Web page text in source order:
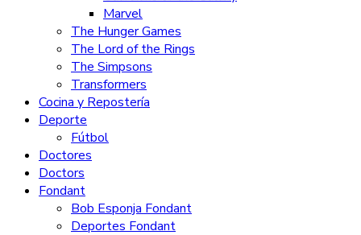
Marvel
The Hunger Games
The Lord of the Rings
The Simpsons
Transformers
Cocina y Repostería
Deporte
Fútbol
Doctores
Doctors
Fondant
Bob Esponja Fondant
Deportes Fondant